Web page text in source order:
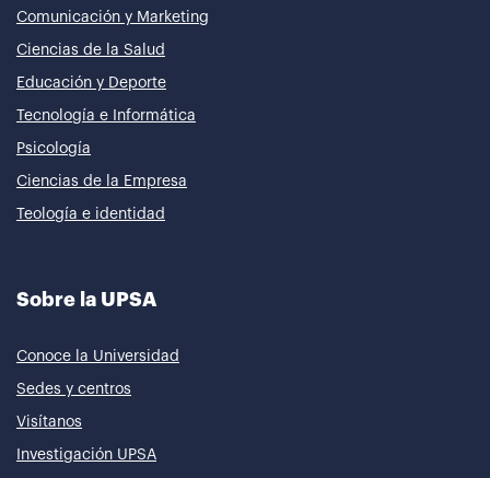
Comunicación y Marketing
Ciencias de la Salud
Educación y Deporte
Tecnología e Informática
Psicología
Ciencias de la Empresa
Teología e identidad
Sobre la UPSA
Conoce la Universidad
Sedes y centros
Visítanos
Investigación UPSA